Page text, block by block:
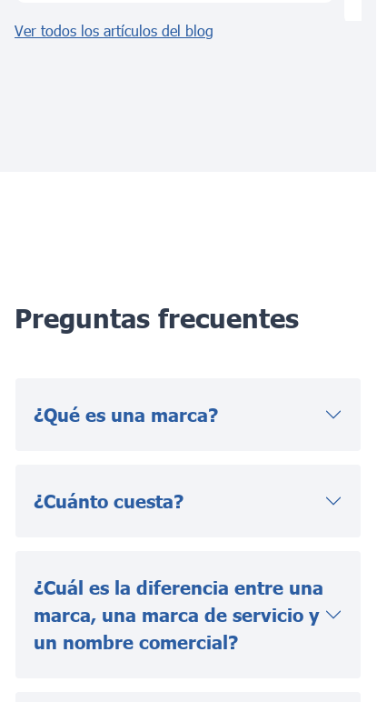
Ver todos los artículos del blog
Preguntas frecuentes
¿Qué es una marca?
¿Cuánto cuesta?
¿Cuál es la diferencia entre una
marca, una marca de servicio y
un nombre comercial?